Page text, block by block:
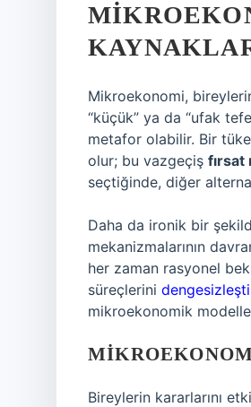
Mikroekonomi, bireylerin
“küçük” ya da “ufak
metafor olabilir. Bir
olur; bu vazgeçiş fırsat
seçtiğinde, diğer
Daha da ironik bir
mekanizmalarının
her zaman rasyonel
süreçlerini
mikroekonomik
Bireylerin kararlarını